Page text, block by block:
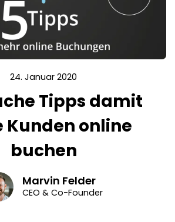
24. Januar 2020
Tipps damit
Kunden online
buchen
Marvin Felder
CEO & Co-Founder